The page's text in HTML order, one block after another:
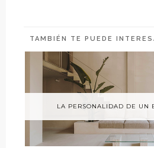
TAMBIÉN TE PUEDE
LA PERSONALIDAD DE UN